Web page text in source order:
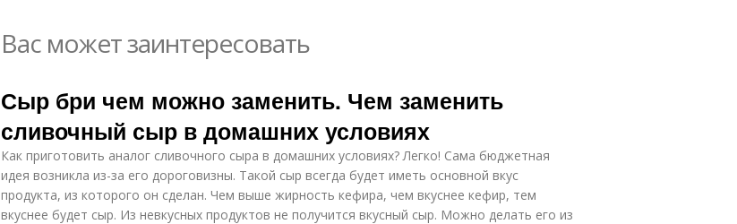
Вас может заинтересовать
Сыр бри чем можно заменить. Чем заменить
сливочный сыр в домашних условиях
Как приготовить аналог сливочного сыра в домашних условиях? Легко! Сама бюджетная
идея возникла из-за его дороговизны. Такой сыр всегда будет иметь основной вкус
продукта, из которого он сделан. Чем выше жирность кефира, чем вкуснее кефир, тем
вкуснее будет сыр. Из невкусных продуктов не получится вкусный сыр. Можно делать его из